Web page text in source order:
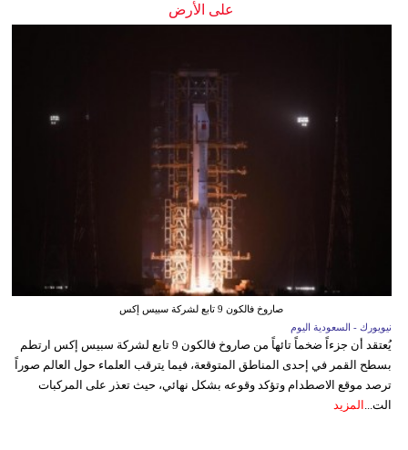
على الأرض
صاروخ فالكون 9 تابع لشركة سبيس إكس
نيويورك - السعودية اليوم
يُعتقد أن جزءاً ضخماً تائهاً من صاروخ فالكون 9 تابع لشركة سبيس إكس ارتطم
بسطح القمر في إحدى المناطق المتوقعة، فيما يترقب العلماء حول العالم صوراً
ترصد موقع الاصطدام وتؤكد وقوعه بشكل نهائي، حيث تعذر على المركبات
الت... المزيد